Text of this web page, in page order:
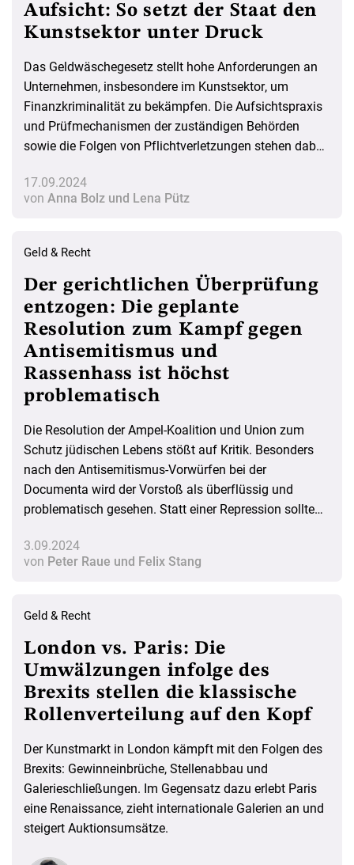
Aufsicht: So setzt der Staat den
Kunstsektor unter Druck
Das Geldwäschegesetz stellt hohe Anforderungen an
Unternehmen, insbesondere im Kunstsektor, um
Finanzkriminalität zu bekämpfen. Die Aufsichtspraxis
und Prüfmechanismen der zuständigen Behörden
sowie die Folgen von Pflichtverletzungen stehen dabei
Geldwäsche-Maßnahmen kontrolliert? Ein Überblick
17.09.2024
von Anna Bolz und Lena Pütz
Geld & Recht
Der gerichtlichen Überprüfung
entzogen: Die geplante
Resolution zum Kampf gegen
Antisemitismus und
Rassenhass ist höchst
problematisch
Die Resolution der Ampel-Koalition und Union zum
Schutz jüdischen Lebens stößt auf Kritik. Besonders
nach den Antisemitismus-Vorwürfen bei der
Documenta wird der Vorstoß als überflüssig und
problematisch gesehen. Statt einer Repression sollte
gefordert werden.
3.09.2024
von Peter Raue und Felix Stang
Geld & Recht
London vs. Paris: Die
Umwälzungen infolge des
Brexits stellen die klassische
Rollenverteilung auf den Kopf
Der Kunstmarkt in London kämpft mit den Folgen des
Brexits: Gewinneinbrüche, Stellenabbau und
Galerieschließungen. Im Gegensatz dazu erlebt Paris
eine Renaissance, zieht internationale Galerien an und
steigert Auktionsumsätze.